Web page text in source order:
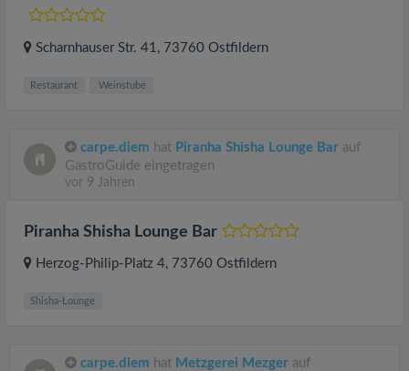
Scharnhauser Str. 41, 73760 Ostfildern
Restaurant Weinstube
carpe.diem hat Piranha Shisha Lounge Bar auf
GastroGuide eingetragen
vor 9 Jahren
Piranha Shisha Lounge Bar
Herzog-Philip-Platz 4, 73760 Ostfildern
Shisha-Lounge
carpe.diem hat Metzgerei Mezger auf